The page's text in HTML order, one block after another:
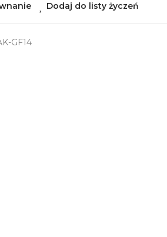
Dodaj do listy życzeń
GF14